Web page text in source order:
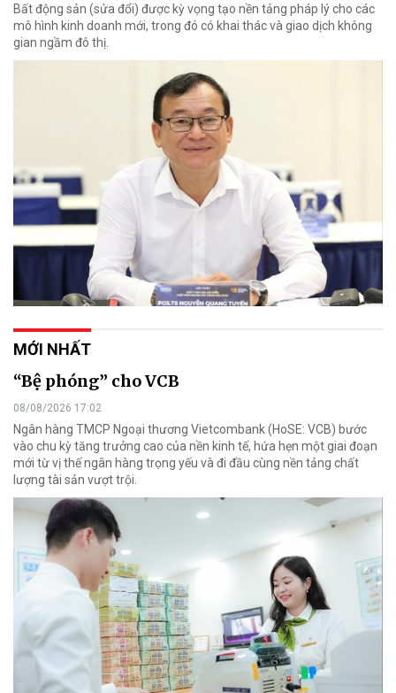
Bất động sản (sửa đổi) được kỳ vọng tạo nền tảng pháp lý cho các
mô hình kinh doanh mới, trong đó có khai thác và giao dịch không
gian ngầm đô thị.
MỚI NHẤT
“Bệ phóng” cho VCB
08/08/2026 17:02
Ngân hàng TMCP Ngoại thương Vietcombank (HoSE: VCB) bước
vào chu kỳ tăng trưởng cao của nền kinh tế, hứa hẹn một giai đoạn
mới từ vị thế ngân hàng trọng yếu và đi đầu cùng nền tảng chất
lượng tài sản vượt trội.